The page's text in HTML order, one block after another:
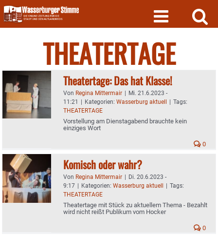
Skip
to
content
THEATERTAGE
Theatertage: Das hat Klasse!
Von Regina Mittermair | Mi. 21.6.2023 -
11:21 | Kategorien: Wasserburg aktuell | Tags:
THEATERTAGE
Vorstellung am Dienstagabend brauchte kein
einziges Wort
0
Komisch oder wahr?
Von Regina Mittermair | Di. 20.6.2023 -
9:17 | Kategorien: Wasserburg aktuell | Tags:
THEATERTAGE
Theatertage mit Stück zu aktuellem Thema - Bezahlt
wird nicht reißt Publikum vom Hocker
0